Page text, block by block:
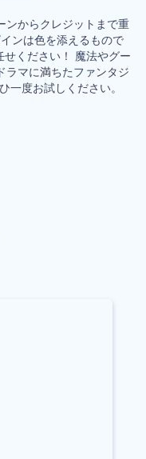
ンからクレジットまで重
ンは色を添えるもので
ください！ 魔法やグー
ラマに満ちたファンタジ
一度お試しください。